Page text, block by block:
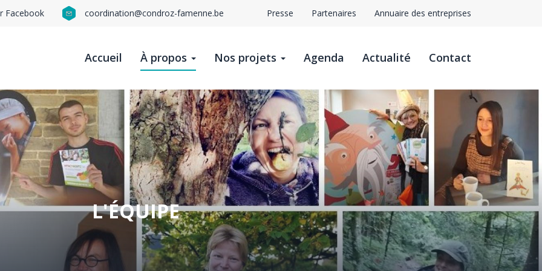
Facebook coordination@condroz-famenne.be
top
bar
Presse Partenaires Annuaire des entreprises
Accueil À propos Nos projets Agenda Actualité Contact
L'ÉQUIPE